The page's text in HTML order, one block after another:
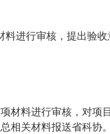
进行审核，提出验收
料进行审核，对项
相关材料报送省科协。